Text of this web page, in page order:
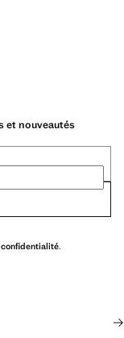
et nouveautés
.